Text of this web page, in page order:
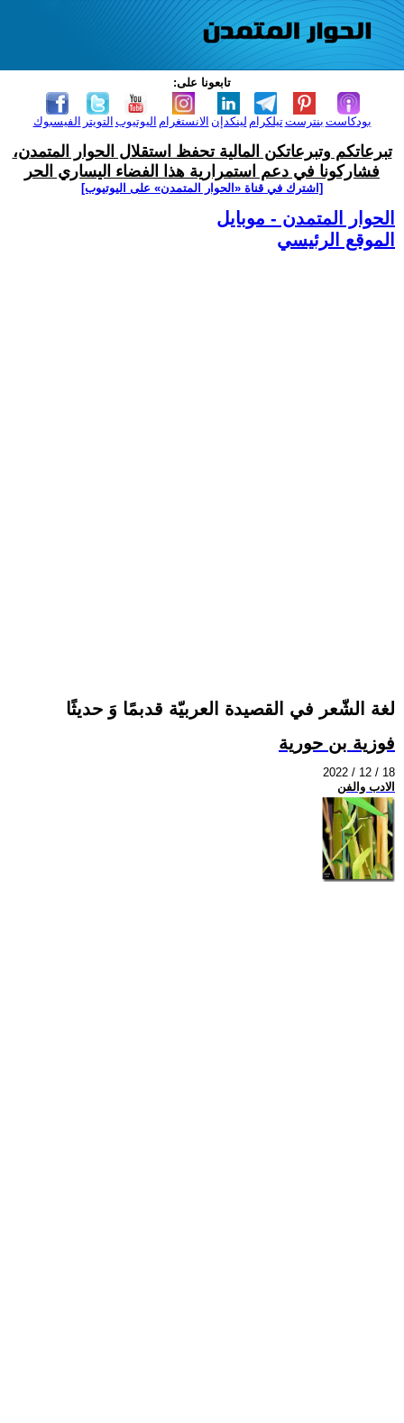
تابعونا على:
الفيسبوك التويتر اليوتيوب الانستغرام لينكدإن تيلكرامبنترست بودكاست
تبرعاتكم وتبرعاتكن المالية تحفظ استقلال الحوار المتمدن،
فشاركونا في دعم استمرارية هذا الفضاء اليساري الحر
[اشترك في قناة ‫«الحوار المتمدن» على اليوتيوب]
الحوار المتمدن - موبايل
الموقع الرئيسي
لغة الشّعر في القصيدة العربيّة قدبمًا وَ حديثًا
فوزية بن حورية
2022 / 12 / 18
الادب والفن